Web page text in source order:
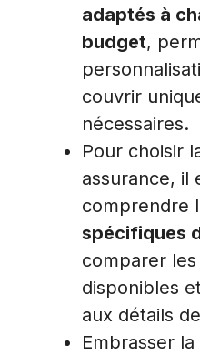
adaptés à
budget,
couvrir
nécessaires.
Pour choisir
assurance, il
comprendre
spécifiques
comparer
disponibles
aux détails
Embrasser